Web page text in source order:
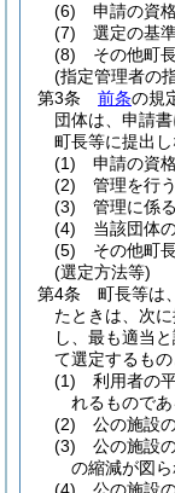
(6)
申請の資
(7)
選定の基
(8)
その他町
(指定管理者の
第3条
前条の規
団体は、申請
町長等に提出し
(1)
申請の資
(2)
管理を行
(3)
管理に係
(4)
当該団体
(5)
その他町
(選定方法等)
第4条
町長等は、
たときは、次
し、最も適当
て選定するもの
(1)
利用者の
れるものであ
(2)
公の施設
(3)
公の施設
の縮減が図ら